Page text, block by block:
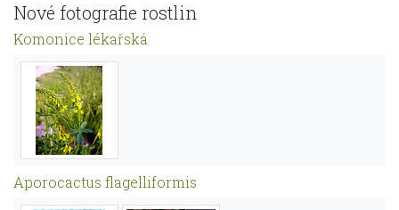
Nové fotografie rostlin
Komonice lékařská
Aporocactus flagelliformis